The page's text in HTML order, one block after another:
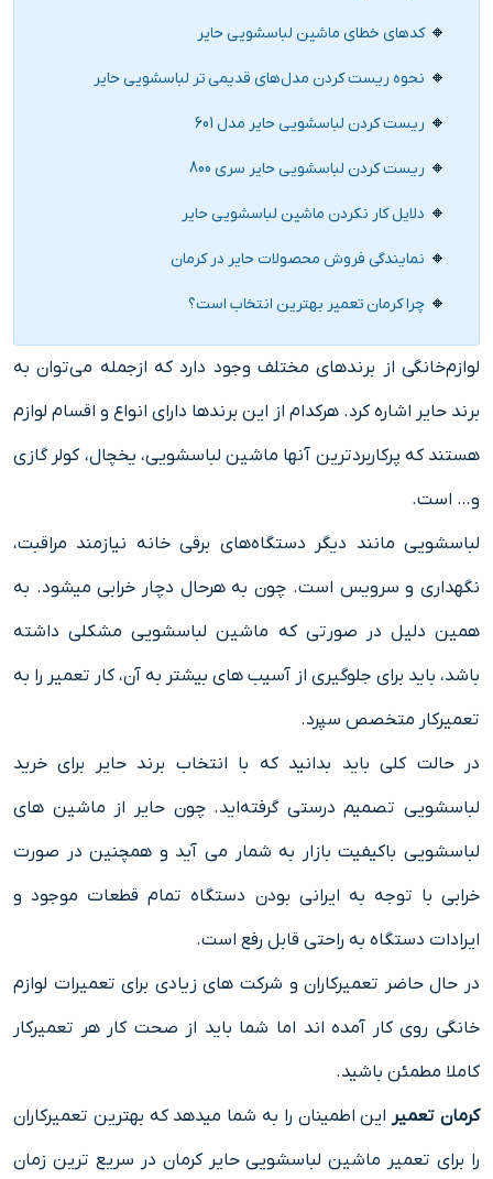
کدهای خطای ماشین لباسشویی حایر
نحوه ریست کردن مدل‌های قدیمی تر لباسشویی حایر
ریست کردن لباسشویی حایر مدل 601
ریست کردن لباسشویی حایر سری 800
دلایل کار نکردن ماشین لباسشویی حایر
نمایندگی فروش محصولات حایر در کرمان
چرا کرمان تعمیر بهترین انتخاب است؟
لوازم‌خانگی از برندهای مختلف وجود دارد که ازجمله می‌توان به
برند حایر اشاره کرد. هرکدام از این برندها دارای انواع و اقسام لوازم
هستند که پرکاربردترین آنها ماشین لباسشویی، یخچال، کولر گازی
و… است.
لباسشویی مانند دیگر دستگاه‌های برقی خانه نیازمند مراقبت،
نگهداری و سرویس است. چون به هرحال دچار خرابی میشود. به
همین دلیل در صورتی که ماشین لباسشویی مشکلی داشته
باشد، باید برای جلوگیری از آسیب های بیشتر به آن، کار تعمیر را به
تعمیرکار متخصص سپرد.
در حالت کلی باید بدانید که با انتخاب برند حایر برای خرید
لباسشویی تصمیم درستی گرفته‌اید. چون حایر از ماشین های
لباسشویی باکیفیت بازار به شمار می آید و همچنین در صورت
خرابی با توجه به ایرانی بودن دستگاه تمام قطعات موجود و
ایرادات دستگاه به راحتی قابل رفع است.
در حال حاضر تعمیرکاران و شرکت های زیادی برای تعمیرات لوازم
خانگی روی کار آمده اند اما شما باید از صحت کار هر تعمیرکار
کاملا مطمئن باشید.
کرمان تعمیر این اطمینان را به شما میدهد که بهترین تعمیرکاران
را برای تعمیر ماشین لباسشویی حایر کرمان در سریع ترین زمان